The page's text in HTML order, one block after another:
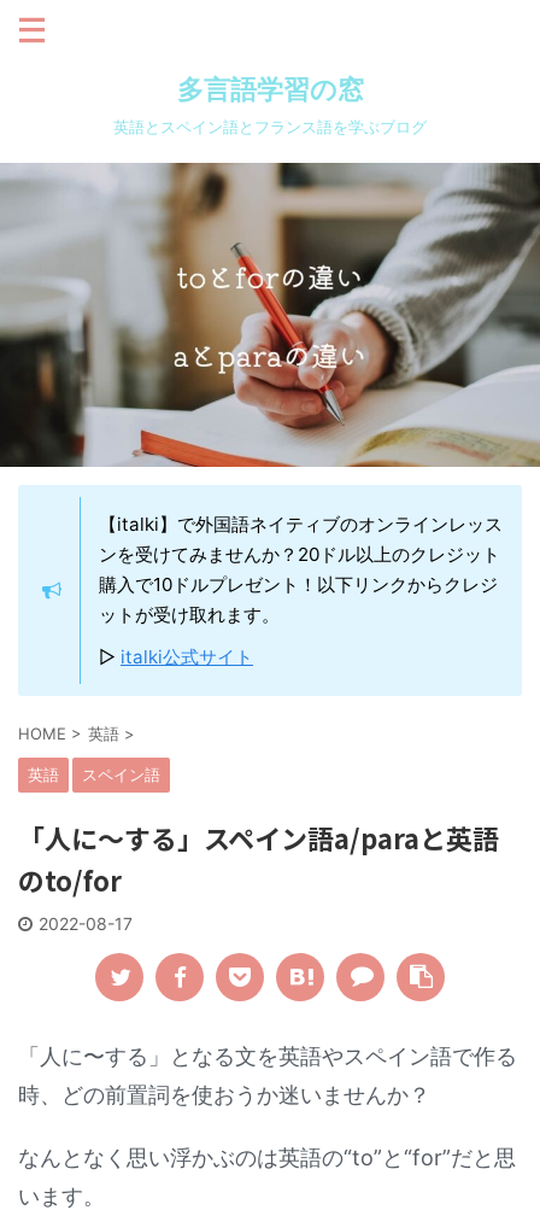
多言語学習の窓
英語とスペイン語とフランス語を学ぶブログ
【italki】で外国語ネイティブのオンラインレッス
ンを受けてみませんか？20ドル以上のクレジット
購入で10ドルプレゼント！以下リンクからクレジ
ットが受け取れます。
▷ italki公式サイト
HOME > 英語 >
英語 スペイン語
「人に〜する」スペイン語a/paraと英語
のto/for
2022-08-17
「人に〜する」となる文を英語やスペイン語で作る
時、どの前置詞を使おうか迷いませんか？
なんとなく思い浮かぶのは英語の“to”と“for”だと思
います。